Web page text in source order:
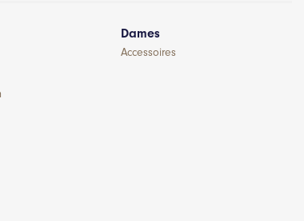
Dames
Accessoires